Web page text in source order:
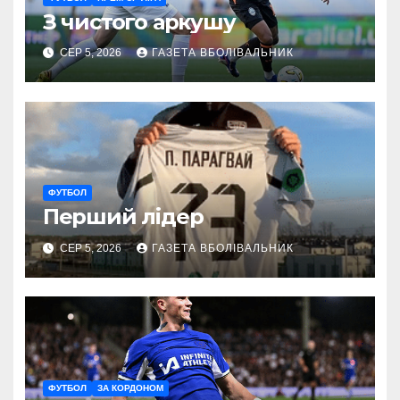
З чистого аркушу
СЕР 5, 2026 ГАЗЕТА ВБОЛІВАЛЬНИК
ФУТБОЛ
Перший лідер
СЕР 5, 2026 ГАЗЕТА ВБОЛІВАЛЬНИК
ФУТБОЛ ЗА КОРДОНОМ